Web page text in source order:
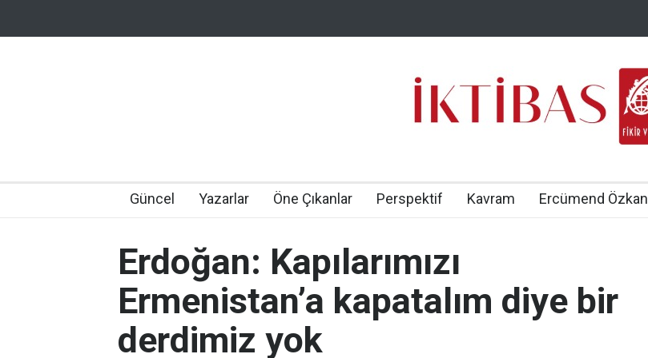
Güncel Yazarlar Öne Çıkanlar Perspektif Kavram Ercümend Özkan
Erdoğan: Kapılarımızı
Ermenistan’a kapatalım diye bir
derdimiz yok